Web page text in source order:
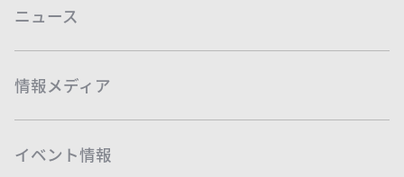
ニュース
情報メディア
イベント情報